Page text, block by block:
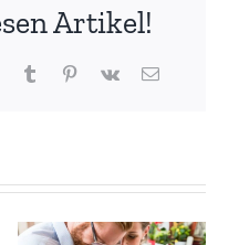
Artikel!
TumblrPinterest
Vk
E-